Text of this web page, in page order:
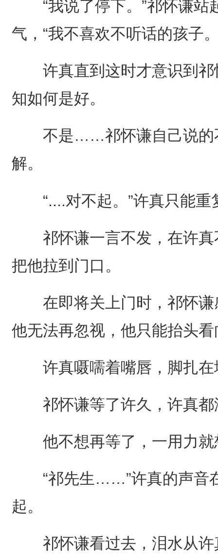
“我说了停下。”祁怀谦站
气，“我不喜欢不听话的孩子
许真直到这时才意识到祁
知如何是好。
不是……祁怀谦自己说的
解。
“....对不起。”许真只能重
祁怀谦一言不发，在许真
把他拉到门口。
在即将关上门时，祁怀谦
他无法再忽视，他只能抬头
许真嗫嚅着嘴唇，脚扎在
祁怀谦等了许久，许真都
他不想再等了，一用力就
“祁先生……”许真的声音在
起。
祁怀谦看过去，泪水从许